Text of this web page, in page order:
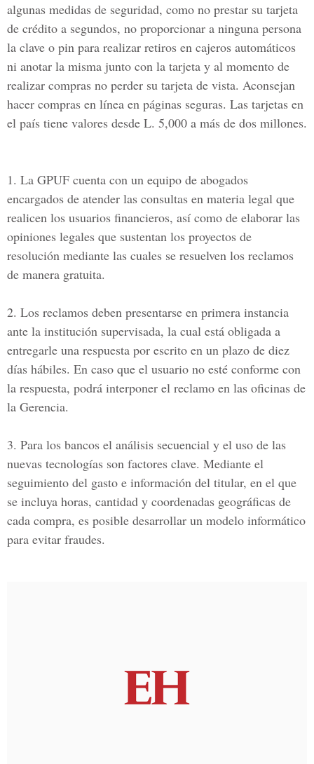
algunas medidas de seguridad, como no prestar su tarjeta
de crédito a segundos, no proporcionar a ninguna persona
la clave o pin para realizar retiros en cajeros automáticos
ni anotar la misma junto con la tarjeta y al momento de
realizar compras no perder su tarjeta de vista. Aconsejan
hacer compras en línea en páginas seguras. Las tarjetas en
el país tiene valores desde L. 5,000 a más de dos millones.
1. La GPUF cuenta con un equipo de abogados
encargados de atender las consultas en materia legal que
realicen los usuarios financieros, así como de elaborar las
opiniones legales que sustentan los proyectos de
resolución mediante las cuales se resuelven los reclamos
de manera gratuita.
2. Los reclamos deben presentarse en primera instancia
ante la institución supervisada, la cual está obligada a
entregarle una respuesta por escrito en un plazo de diez
días hábiles. En caso que el usuario no esté conforme con
la respuesta, podrá interponer el reclamo en las oficinas de
la Gerencia.
3. Para los bancos el análisis secuencial y el uso de las
nuevas tecnologías son factores clave. Mediante el
seguimiento del gasto e información del titular, en el que
se incluya horas, cantidad y coordenadas geográficas de
cada compra, es posible desarrollar un modelo informático
para evitar fraudes.